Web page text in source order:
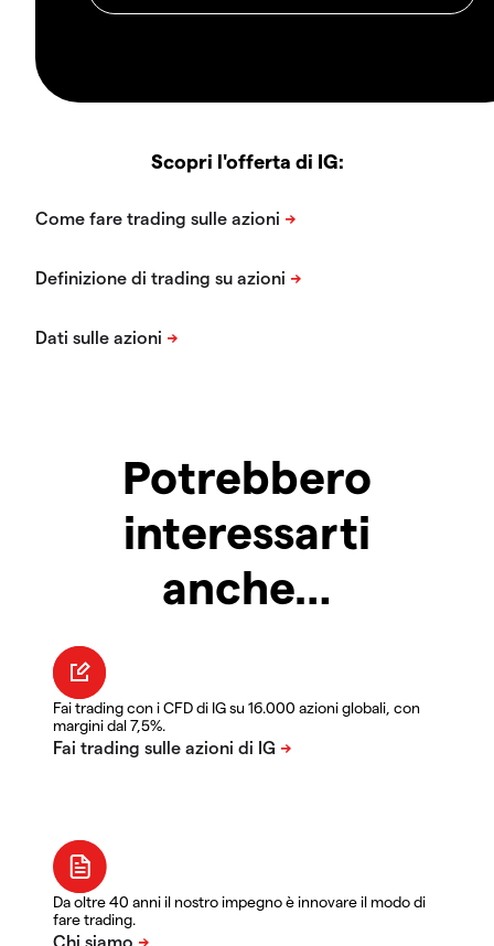
Scopri l'offerta di IG:
Potrebbero
interessarti
anche…
Fai trading con i CFD di IG su 16.000 azioni globali, con
margini dal 7,5%.
Da oltre 40 anni il nostro impegno è innovare il modo di
fare trading.